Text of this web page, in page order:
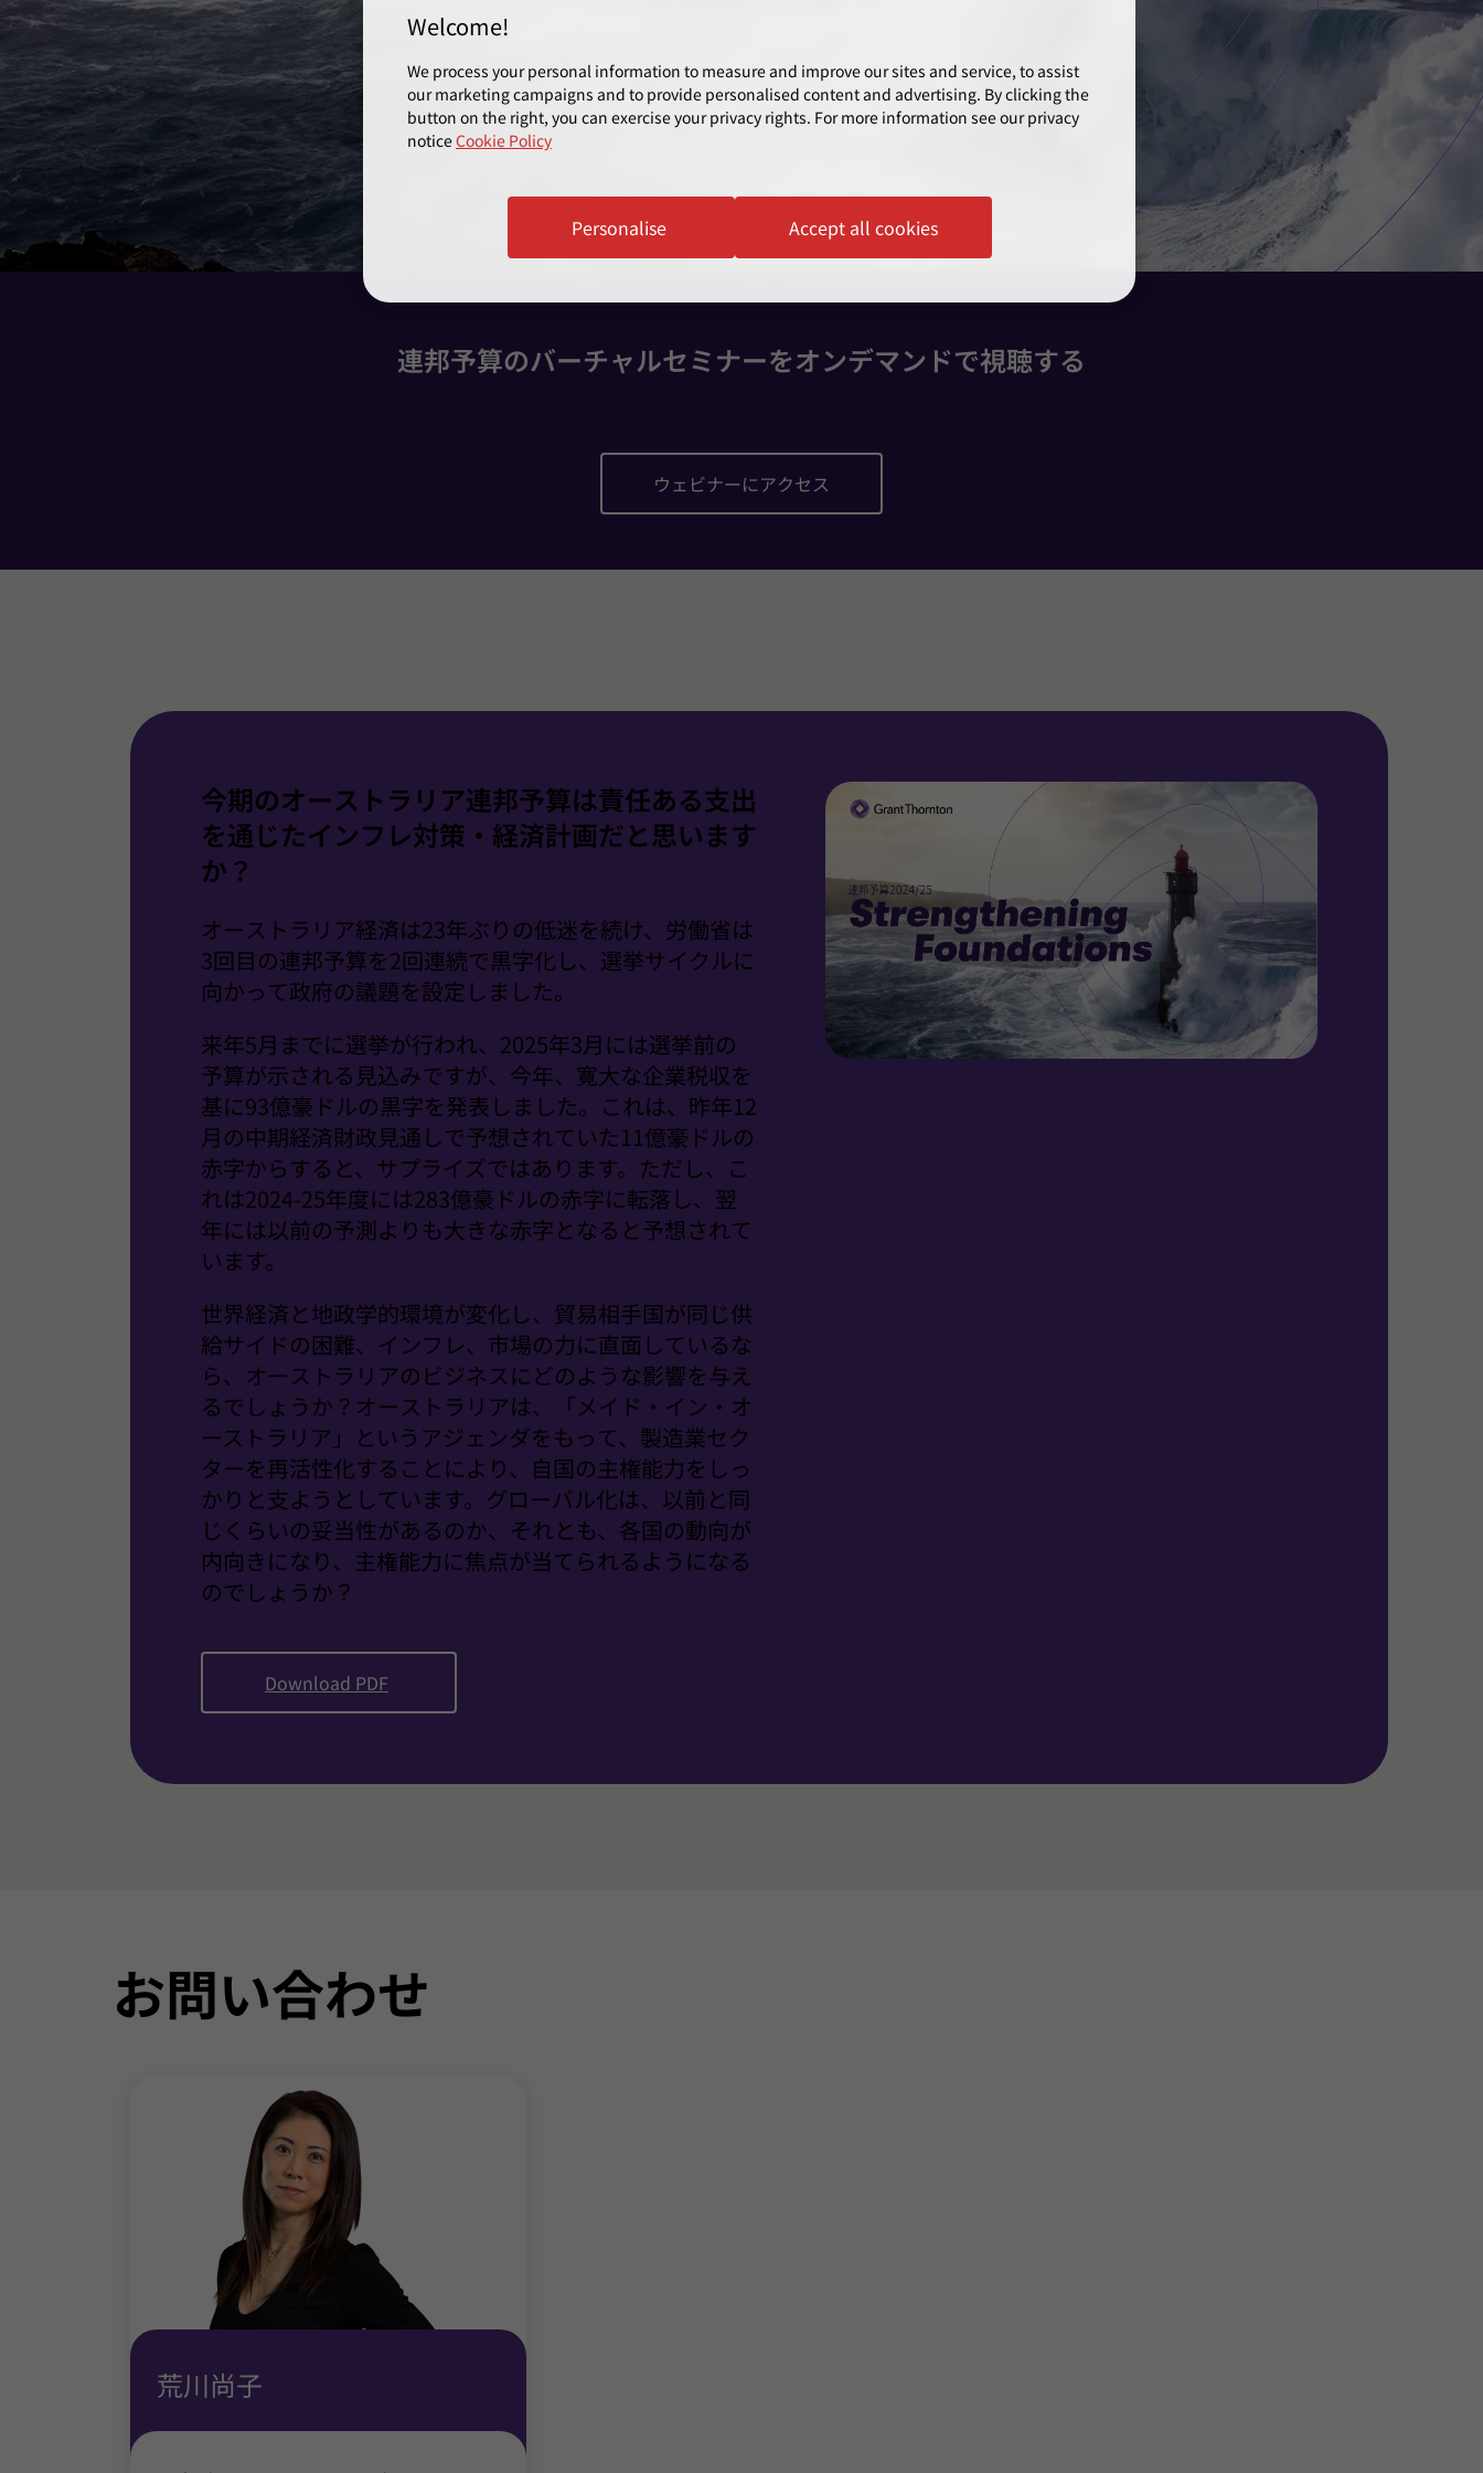
連邦予算のバーチャルセミナーをオンデマンドで視聴する
ウェビナーにアクセス
今期のオーストラリア連邦予算は責任ある支出
を通じたインフレ対策・経済計画だと思います
か？
オーストラリア経済は23年ぶりの低迷を続け、労働省は
3回目の連邦予算を2回連続で黒字化し、選挙サイクルに
向かって政府の議題を設定しました。
来年5月までに選挙が行われ、2025年3月には選挙前の
予算が示される見込みですが、今年、寛大な企業税収を
基に93億豪ドルの黒字を発表しました。これは、昨年12
月の中期経済財政見通しで予想されていた11億豪ドルの
赤字からすると、サプライズではあります。ただし、こ
れは2024-25年度には283億豪ドルの赤字に転落し、翌
年には以前の予測よりも大きな赤字となると予想されて
います。
世界経済と地政学的環境が変化し、貿易相手国が同じ供
給サイドの困難、インフレ、市場の力に直面しているな
ら、オーストラリアのビジネスにどのような影響を与え
るでしょうか？オーストラリアは、「メイド・イン・オ
ーストラリア」というアジェンダをもって、製造業セク
ターを再活性化することにより、自国の主権能力をしっ
かりと支ようとしています。グローバル化は、以前と同
じくらいの妥当性があるのか、それとも、各国の動向が
内向きになり、主権能力に焦点が当てられるようになる
のでしょうか？
Download PDF
お問い合わせ
荒川尚子
Welcome!
We process your personal information to measure and improve our sites and service, to assist
our marketing campaigns and to provide personalised content and advertising. By clicking the
button on the right, you can exercise your privacy rights. For more information see our privacy
noticeCookie Policy
Accept all cookies
Personalise